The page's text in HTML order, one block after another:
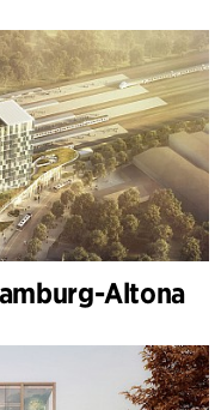
Altona